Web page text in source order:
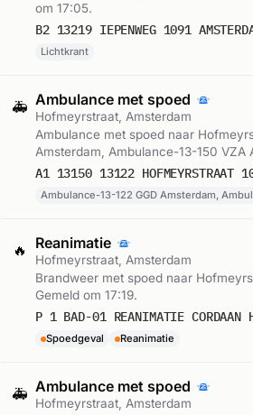
om 17:05.
B2 13219 IEPENWEG 1091
Lichtkrant
🚑 Ambulance met spoed
Hofmeyrstraat, Amsterdam
Ambulance met spoed naar
Amsterdam, Ambulance-13-150 VZA
A1 13150 13122 HOFMEYRSTRAAT
Ambulance-13-122 GGD Amsterdam,
🔥 Reanimatie
Hofmeyrstraat, Amsterdam
Brandweer met spoed naar
Gemeld om 17:19.
P 1 BAD-01 REANIMATIE CORDAAN
Spoedgeval Reanimatie
🚑 Ambulance met spoed
Hofmeyrstraat, Amsterdam